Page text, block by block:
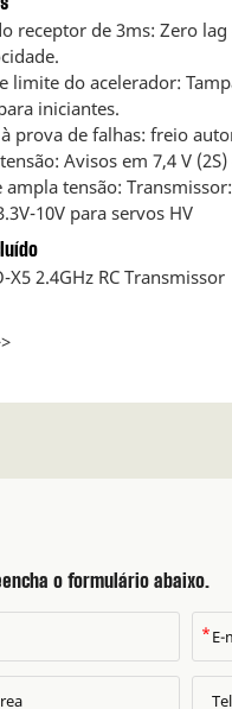
receptor de 3ms: Zero
limite do acelerador:
iniciantes.
prova de falhas: freio
Avisos em 7,4 V (2S)
tensão: Transmissor:
10V para servos HV
X5 2.4GHz RC Transmissor
o formulário abaixo.
*